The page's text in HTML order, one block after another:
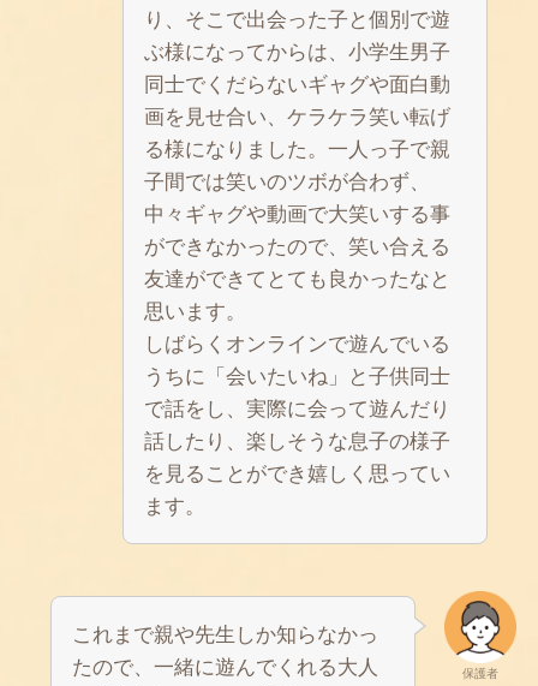
り、そこで出会った子と個別で遊
ぶ様になってからは、小学生男子
同士でくだらないギャグや面白動
画を見せ合い、ケラケラ笑い転げ
る様になりました。一人っ子で親
子間では笑いのツボが合わず、
中々ギャグや動画で大笑いする事
ができなかったので、笑い合える
友達ができてとても良かったなと
思います。
しばらくオンラインで遊んでいる
うちに「会いたいね」と子供同士
で話をし、実際に会って遊んだり
話したり、楽しそうな息子の様子
を見ることができ嬉しく思ってい
ます。
保護者
これまで親や先生しか知らなかっ
たので、一緒に遊んでくれる大人